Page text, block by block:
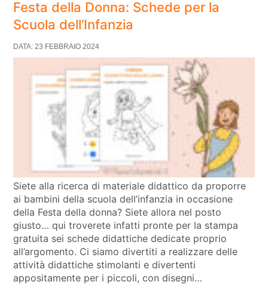
Festa della Donna: Schede per la
Scuola dell’Infanzia
DATA: 23 FEBBRAIO 2024
Siete alla ricerca di materiale didattico da proporre
ai bambini della scuola dell’infanzia in occasione
della Festa della donna? Siete allora nel posto
giusto… qui troverete infatti pronte per la stampa
gratuita sei schede didattiche dedicate proprio
all’argomento. Ci siamo divertiti a realizzare delle
attività didattiche stimolanti e divertenti
appositamente per i piccoli, con disegni…